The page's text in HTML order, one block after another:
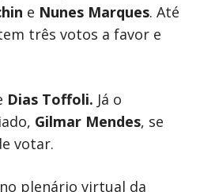
e Nunes Marques. Até
três votos a favor e
Dias Toffoli. Já o
Gilmar Mendes, se
votar.
plenário virtual da